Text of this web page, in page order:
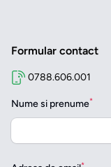
Formular contact
0788.606.001
Nume si prenume*
*